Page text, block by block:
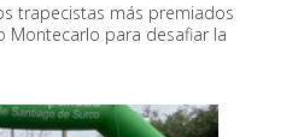
trapecistas más premiados
Montecarlo para desafiar la